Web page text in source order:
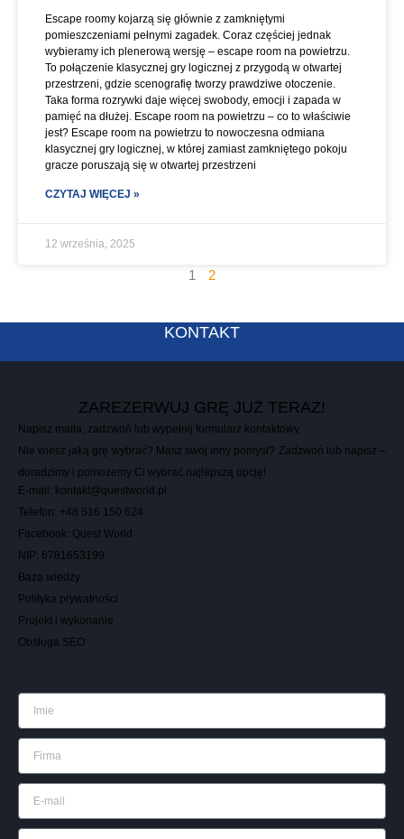
Escape roomy kojarzą się głównie z zamkniętymi
pomieszczeniami pełnymi zagadek. Coraz częściej jednak
wybieramy ich plenerową wersję – escape room na powietrzu.
To połączenie klasycznej gry logicznej z przygodą w otwartej
przestrzeni, gdzie scenografię tworzy prawdziwe otoczenie.
Taka forma rozrywki daje więcej swobody, emocji i zapada w
pamięć na dłużej. Escape room na powietrzu – co to właściwie
jest? Escape room na powietrzu to nowoczesna odmiana
klasycznej gry logicznej, w której zamiast zamkniętego pokoju
gracze poruszają się w otwartej przestrzeni
CZYTAJ WIĘCEJ »
12 września, 2025
1 2
KONTAKT
ZAREZERWUJ GRĘ JUŻ TERAZ!
Napisz maila, zadzwoń lub wypełnij formularz kontaktowy.
Nie wiesz jaką grę wybrać? Masz swój inny pomysł? Zadzwoń lub napisz –
doradzimy i pomożemy Ci wybrać najlepszą opcję!
E-mail: kontakt@questworld.pl
Telefon: +48 516 150 624
Facebook: Quest World
NIP: 6781653199
Baza wiedzy
Polityka prywatności
Projekt i wykonanie
Obsługa SEO